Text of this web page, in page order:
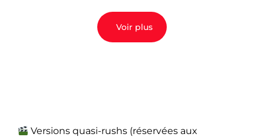
Voir plus
Versions quasi-rushs (réservées aux